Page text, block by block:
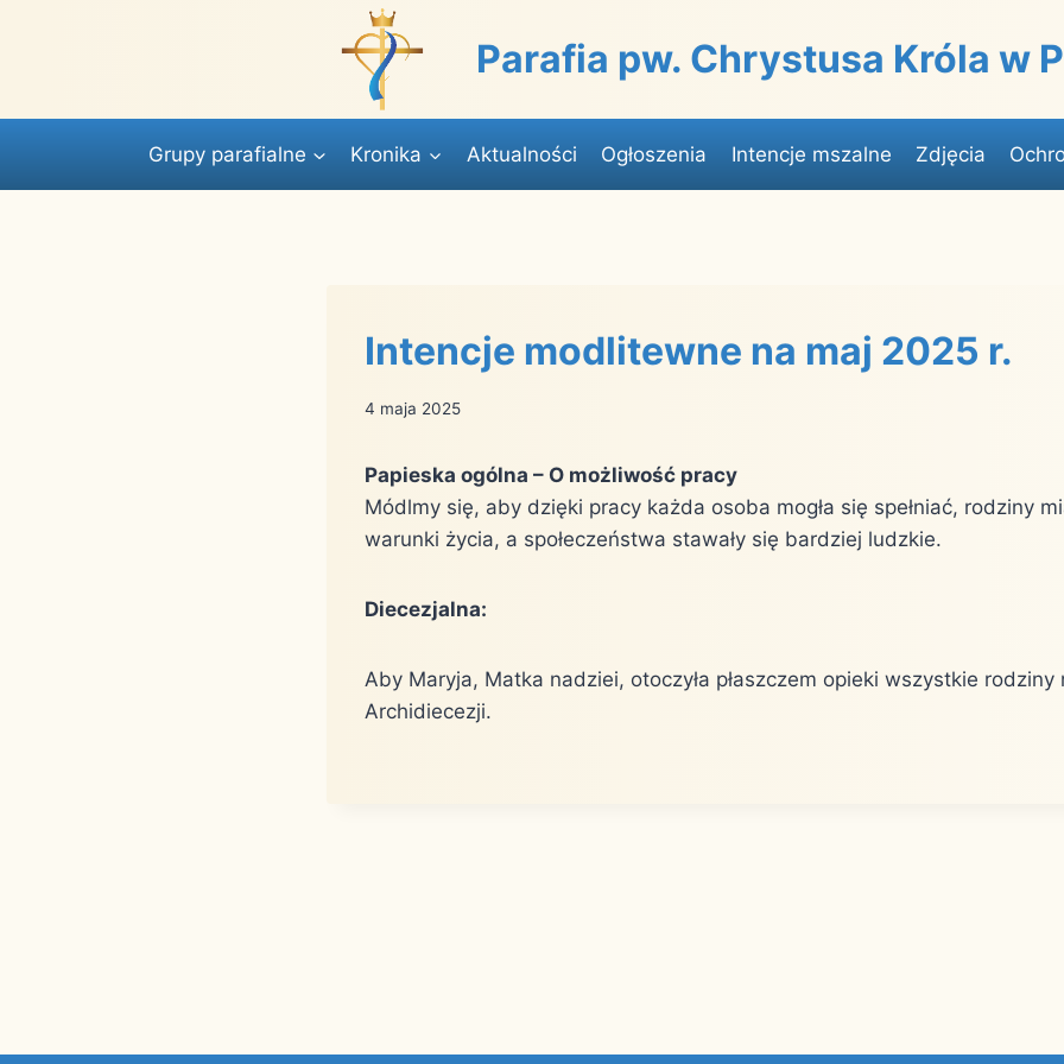
Parafia pw. Chrystusa Króla w
Grupy parafialne Kronika Aktualności Ogłoszenia Intencje mszalne Zdjęcia
Intencje modlitewne na maj 2025 r.
4 maja 2025
Papieska ogólna – O możliwość pracy
Módlmy się, aby dzięki pracy każda osoba mogła się spełniać, rodziny
warunki życia, a społeczeństwa stawały się bardziej ludzkie.
Diecezjalna:
Aby Maryja, Matka nadziei, otoczyła płaszczem opieki wszystkie rodziny
Archidiecezji.